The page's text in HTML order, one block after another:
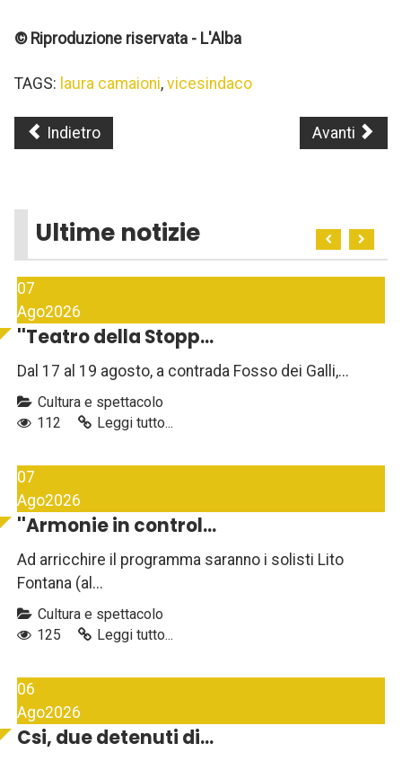
© Riproduzione riservata - L'Alba
TAGS: laura camaioni, vicesindaco
Indietro Avanti
Ultime notizie
07
Ago2026
''Teatro della Stopp...
Dal 17 al 19 agosto, a contrada Fosso dei Galli,...
Cultura e spettacolo
112
Leggi tutto...
07
Ago2026
''Armonie in control...
Ad arricchire il programma saranno i solisti Lito
Fontana (al...
Cultura e spettacolo
125
Leggi tutto...
06
Ago2026
Csi, due detenuti di...